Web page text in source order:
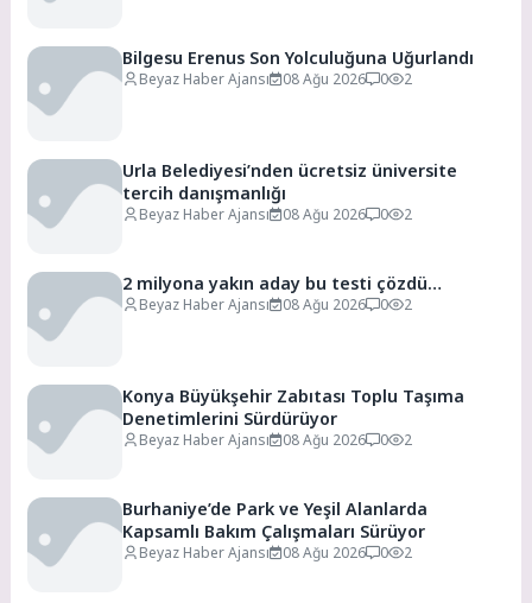
Bilgesu Erenus Son Yolculuğuna Uğurlandı
Beyaz Haber Ajansı 08 Ağu 2026 0 2
Urla Belediyesi’nden ücretsiz üniversite
tercih danışmanlığı
Beyaz Haber Ajansı 08 Ağu 2026 0 2
2 milyona yakın aday bu testi çözdü…
Beyaz Haber Ajansı 08 Ağu 2026 0 2
Konya Büyükşehir Zabıtası Toplu Taşıma
Denetimlerini Sürdürüyor
Beyaz Haber Ajansı 08 Ağu 2026 0 2
Burhaniye’de Park ve Yeşil Alanlarda
Kapsamlı Bakım Çalışmaları Sürüyor
Beyaz Haber Ajansı 08 Ağu 2026 0 2